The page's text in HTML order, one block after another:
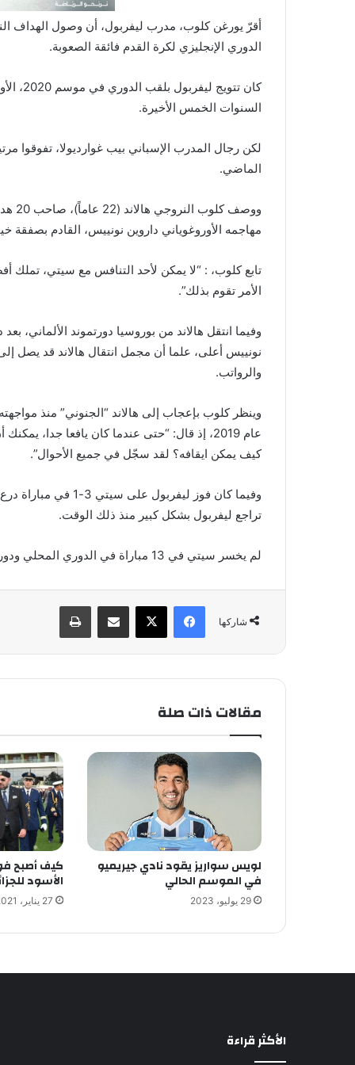
أقرّ يورغن كلوب، مدرب ليفربول، أن وصول الهداف
الدوري الإنجليزي لكرة القدم فائقة الصعوبة.
كان
السنوات الخمس الأخيرة.
الماضي.
مهاجمه الأوروغوياني داروين نونييس، القادم بصفقة
تابع كلوب، : “لا يمكن لأحد التنافس مع سيتي،
الأمر تقوم بذلك”.
والرواتب.
وينظر كلوب بإعجاب إلى هالاند “الجنوني” منذ
عام 2019، إذ قال: “حتى عندما كان يافعا جدا،
كيف يمكن ايقافه؟ لقد سجّل في جميع الأحوال”.
وفيما كان فوز
تراجع ليفربول بشكل كبير منذ ذلك الوقت.
لم يخسر سيتي في 13 مباراة في الدوري المحلي ودوري الأبطال، بينما فاز ليفربول مرتين في الدوري في 8 مباريات.
شاركها
فيسبوك
مقالات ذات صلة
لويس سواريز يقود نادي جيريميو
في الموسم الحالي
29 يوليو، 2023
كيف أصبح
الأسود
27 يناير، 2021
الأكثر قراءة